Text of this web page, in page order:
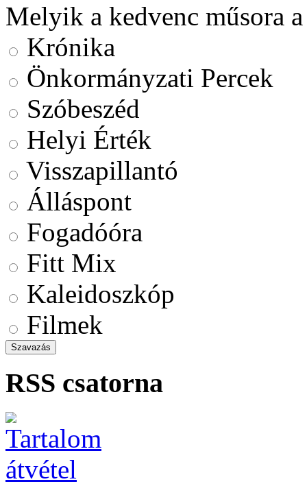
Melyik a kedvenc műsora
Krónika
Önkormányzati Percek
Szóbeszéd
Helyi Érték
Visszapillantó
Álláspont
Fogadóóra
Fitt Mix
Kaleidoszkóp
Filmek
RSS csatorna